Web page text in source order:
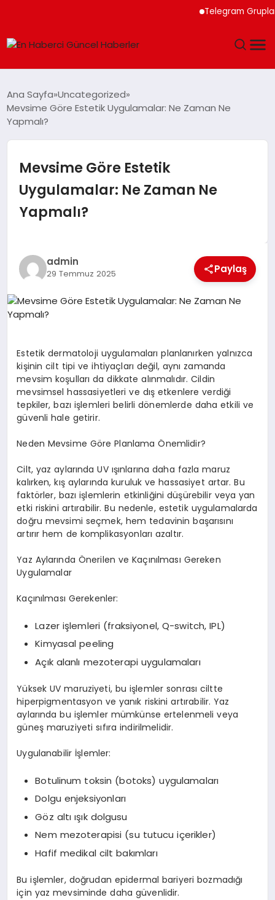
Telegram Grupları
SPOR
MAGAZIN
EKONOMI
EĞITIM
Ana Sayfa Uncategorized
Mevsime Göre Estetik Uygulamalar: Ne Zaman Ne
Yapmalı?
Mevsime Göre Estetik
Uygulamalar: Ne Zaman Ne
Yapmalı?
admin
29 Temmuz 2025 Paylaş
Estetik dermatoloji uygulamaları planlanırken yalnızca
kişinin cilt tipi ve ihtiyaçları değil, aynı zamanda
mevsim koşulları da dikkate alınmalıdır. Cildin
mevsimsel hassasiyetleri ve dış etkenlere verdiği
tepkiler, bazı işlemleri belirli dönemlerde daha etkili ve
güvenli hale getirir.
Neden Mevsime Göre Planlama Önemlidir?
Cilt, yaz aylarında UV ışınlarına daha fazla maruz
kalırken, kış aylarında kuruluk ve hassasiyet artar. Bu
faktörler, bazı işlemlerin etkinliğini düşürebilir veya yan
etki riskini artırabilir. Bu nedenle, estetik uygulamalarda
doğru mevsimi seçmek, hem tedavinin başarısını
artırır hem de komplikasyonları azaltır.
Yaz Aylarında Önerilen ve Kaçınılması Gereken
Uygulamalar
Kaçınılması Gerekenler:
Lazer işlemleri (fraksiyonel, Q-switch, IPL)
Kimyasal peeling
Açık alanlı mezoterapi uygulamaları
Yüksek UV maruziyeti, bu işlemler sonrası ciltte
hiperpigmentasyon ve yanık riskini artırabilir. Yaz
aylarında bu işlemler mümkünse ertelenmeli veya
güneş maruziyeti sıfıra indirilmelidir.
Uygulanabilir İşlemler:
Botulinum toksin (botoks) uygulamaları
Dolgu enjeksiyonları
Göz altı ışık dolgusu
Nem mezoterapisi (su tutucu içerikler)
Hafif medikal cilt bakımları
Bu işlemler, doğrudan epidermal bariyeri bozmadığı
için yaz mevsiminde daha güvenlidir.